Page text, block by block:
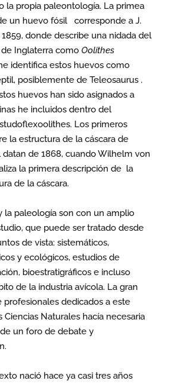
la propia paleontología. La primea
un huevo fósil corresponde a J.
donde describe una nidada del
Inglaterra como Oolithes
identifica estos huevos como
posiblemente de Teleosaurus .
huevos han sido asignados a
he incluidos dentro del
Los primeros
la estructura de la cáscara de
de 1868, cuando Wilhelm von
la primera descripción de la
de la cáscara.
la paleología son con un amplio
que puede ser tratado desde
de vista: sistemáticos,
y ecológicos, estudios de
bioestratigráficos e incluso
de la industria avícola. La gran
profesionales dedicados a este
Ciencias Naturales hacía necesaria
un foro de debate y
nació hace ya casi tres años